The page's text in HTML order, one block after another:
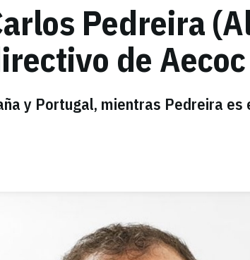
Pedreira
de Aecoc
y Portugal, mientras Pedreira es